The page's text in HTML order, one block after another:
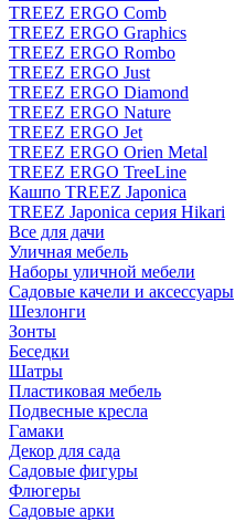
TREEZ ERGO Comb
TREEZ ERGO Graphics
TREEZ ERGO Rombo
TREEZ ERGO Just
TREEZ ERGO Diamond
TREEZ ERGO Nature
TREEZ ERGO Jet
TREEZ ERGO Orien Metal
TREEZ ERGO TreeLine
Кашпо TREEZ Japonica
TREEZ Japonica серия Hikari
Все для дачи
Уличная мебель
Наборы уличной мебели
Садовые качели и аксессуары
Шезлонги
Зонты
Беседки
Шатры
Пластиковая мебель
Подвесные кресла
Гамаки
Декор для сада
Садовые фигуры
Флюгеры
Садовые арки